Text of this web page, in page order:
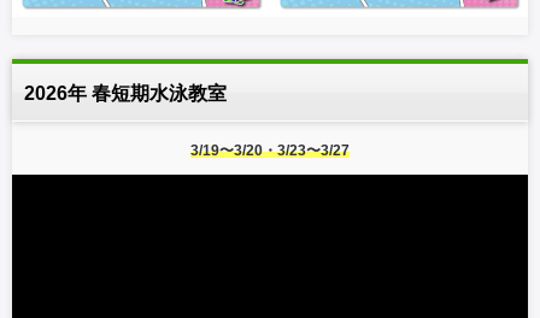
2026年 春短期水泳教室
3/19〜3/20・3/23〜3/27